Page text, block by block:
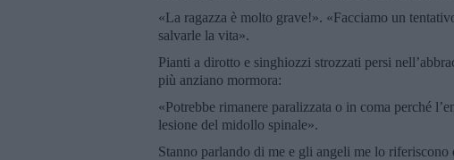
«La ragazza è molto grave!». «Facciamo un
salvarle la vita».
Pianti a dirotto e singhiozzi strozzati persi
più anziano mormora:
«Potrebbe rimanere paralizzata o in coma perché
lesione del midollo spinale».
Stanno parlando di me e gli angeli me lo